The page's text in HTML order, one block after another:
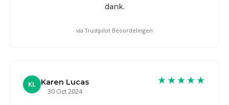
dank.
via Trustpilot Beoordelingen
KL
Karen Lucas
30 Oct 2024
★★★★★